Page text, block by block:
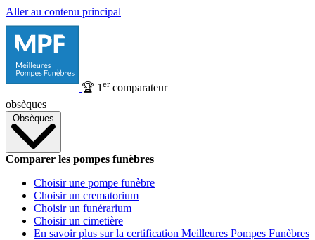
Aller au contenu principal
🏆 1 ercomparateur
obsèques
Obsèques
Comparer les pompes funèbres
Choisir une pompe funèbre
Choisir un crematorium
Choisir un funérarium
Choisir un cimetière
En savoir plus sur la certification Meilleures Pompes Funèbres